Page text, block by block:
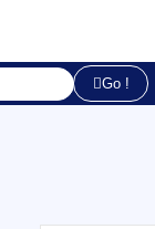
Go !